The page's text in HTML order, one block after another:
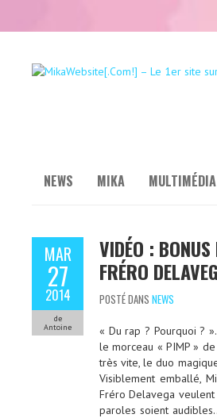
NEWS MIKA MULTIMÉDIA
MAR
27
2014
de
Antoine
VIDÉO :
FRÉRO
POSTÉ DANS NEWS
« Du rap ? Pourquoi ?
le morceau « PIMP »
très vite, le duo
Visiblement emballé,
Fréro Delavega
paroles soient